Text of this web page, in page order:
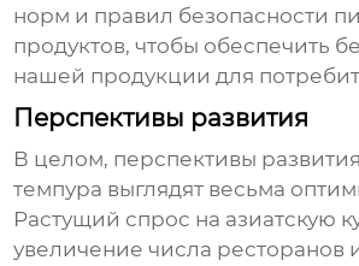
норм и правил безопасности
продуктов, чтобы обеспечить
нашей продукции для
Перспективы развития
В целом, перспективы
темпура выглядят весьма
Растущий спрос на азиатскую
увеличение числа ресторанов